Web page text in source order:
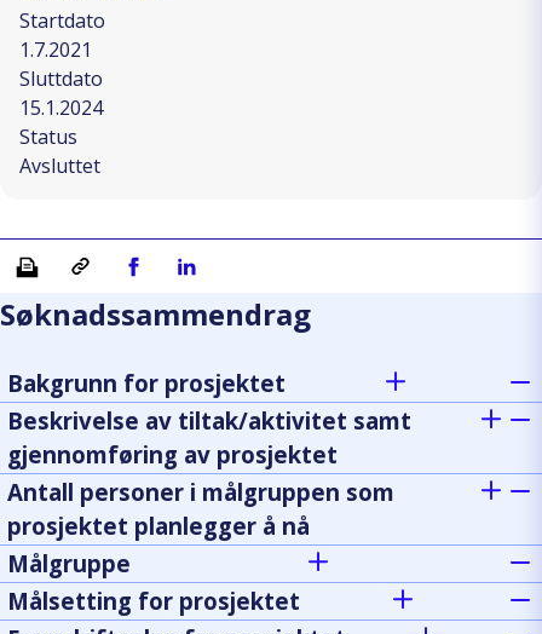
Startdato
1.7.2021
Sluttdato
15.1.2024
Status
Avsluttet
Skriv ut Kopiera länkDel på Facebook
Del på Linkedin
Søknadssammendrag
Bakgrunn for prosjektet
Beskrivelse av tiltak/aktivitet samt
gjennomføring av prosjektet
Antall personer i målgruppen som
prosjektet planlegger å nå
Målgruppe
Målsetting for prosjektet